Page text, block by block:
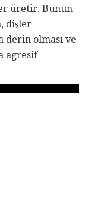
üretir. Bunun
dişler
derin olması ve
agresif